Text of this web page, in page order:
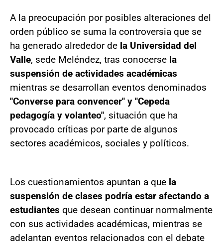
A la preocupación por posibles alteraciones del
orden público se suma la controversia que se
ha generado alrededor de la Universidad del
Valle, sede Meléndez, tras conocerse la
suspensión de actividades académicas
mientras se desarrollan eventos denominados
"Converse para convencer" y "Cepeda
pedagogía y volanteo", situación que ha
provocado críticas por parte de algunos
sectores académicos, sociales y políticos.
Los cuestionamientos apuntan a que la
suspensión de clases podría estar afectando a
estudiantes que desean continuar normalmente
con sus actividades académicas, mientras se
adelantan eventos relacionados con el debate